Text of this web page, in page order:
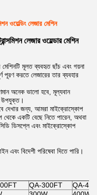
ওয়েল্ডিং লেজার মেশিন
লেজার ওয়েল্ডার মেশিন
মূলত ব্যবহৃত ছাঁচ এবং গয়না
পূরণ করতে লেজারের তার ব্যবহার
অনেক ভালো হবে, মূল্যবান
উপযুক্ত।
দেখার জন্য, আমরা মাইক্রোস্কোপ
একটি বেছে নিতে পারেন, অথবা
ডিসপ্লে এবং মাইক্রোস্কোপ
এবং বিদেশী পরিষেবা দিতে পারি।
QA-300FT
QA-